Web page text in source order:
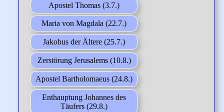
Apostel Thomas (3.7.)
Maria von Magdala (22.7.)
Jakobus der Ältere (25.7.)
Zerstörung Jerusalems (10.8.)
Apostel Bartholomaeus (24.8.)
Enthauptung Johannes des
Täufers (29.8.)